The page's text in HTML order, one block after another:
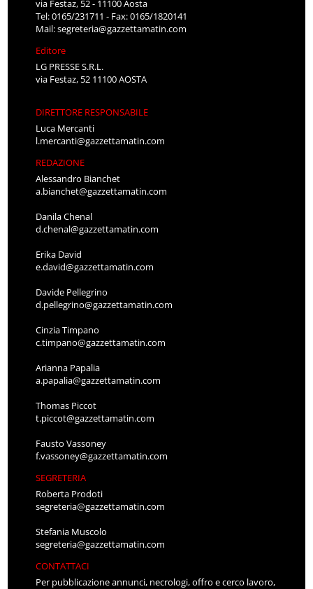
via Festaz, 52 - 11100 Aosta
Tel: 0165/231711 - Fax: 0165/1820141
Mail:segreteria@gazzettamatin.com
Editore
LG PRESSE S.R.L.
via Festaz, 52 11100 AOSTA
DIRETTORE RESPONSABILE
Luca Mercanti
l.mercanti@gazzettamatin.com
REDAZIONE
Alessandro Bianchet
a.bianchet@gazzettamatin.com
Danila Chenal
d.chenal@gazzettamatin.com
Erika David
e.david@gazzettamatin.com
Davide Pellegrino
d.pellegrino@gazzettamatin.com
Cinzia Timpano
c.timpano@gazzettamatin.com
Arianna Papalia
a.papalia@gazzettamatin.com
Thomas Piccot
t.piccot@gazzettamatin.com
Fausto Vassoney
f.vassoney@gazzettamatin.com
SEGRETERIA
Roberta Prodoti
segreteria@gazzettamatin.com
Stefania Muscolo
segreteria@gazzettamatin.com
CONTATTACI
Per pubblicazione annunci, necrologi, offro e cerco lavoro,